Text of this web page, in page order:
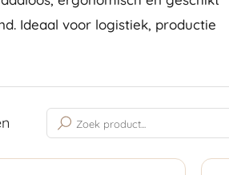
Ideaal voor logistiek, productie
Gesorteerd